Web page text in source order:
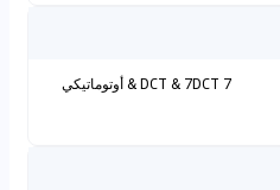
7 DCT & 7DCT & أوتوماتيكي